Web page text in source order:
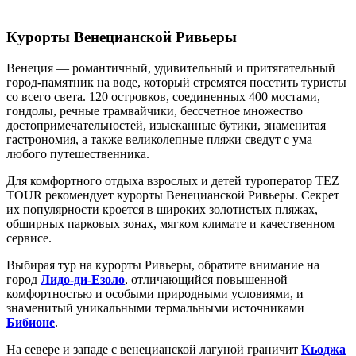
Курорты Венецианской Ривьеры
Венеция — романтичный, удивительный и притягательный
город-памятник на воде, который стремятся посетить туристы
со всего света. 120 островков, соединенных 400 мостами,
гондолы, речные трамвайчики, бессчетное множество
достопримечательностей, изысканные бутики, знаменитая
гастрономия, а также великолепные пляжи сведут с ума
любого путешественника.
Для комфортного отдыха взрослых и детей туроператор TEZ
TOUR рекомендует курорты Венецианской Ривьеры. Секрет
их популярности кроется в широких золотистых пляжах,
обширных парковых зонах, мягком климате и качественном
сервисе.
Выбирая тур на курорты Ривьеры, обратите внимание на
город Лидо-ди-Езоло, отличающийся повышенной
комфортностью и особыми природными условиями, и
знаменитый уникальными термальными источниками
Бибионе.
На севере и западе с венецианской лагуной граничит Кьоджа